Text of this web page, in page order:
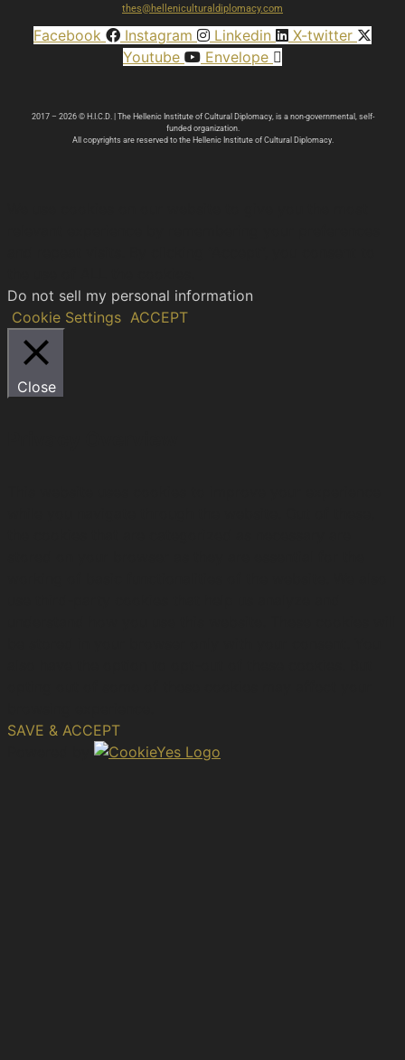
thes@helleniculturaldiplomacy.com
Facebook Instagram Linkedin
X-twitter
Youtube
Envelope
2017 – 2026 © H.I.C.D. | The Hellenic Institute of Cultural Diplomacy, is a non-governmental, self-
funded organization.
All copyrights are reserved to the Hellenic Ιnstitute of Cultural Diplomacy.
Do not sell my personal information
Cookie Settings ACCEPT
Close
SAVE & ACCEPT